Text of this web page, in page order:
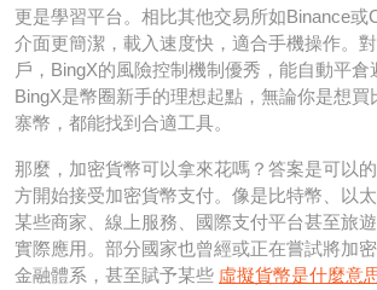
更是學習平台。相比其他交易所如Binance或
介面更簡潔，載入速度快，適合手機操作。
戶，BingX的風險控制機制優秀，能自動平倉
BingX是幣圈新手的理想起點，無論你是想買
寨幣，都能找到合適工具。
那麼，加密貨幣可以拿來花嗎？答案是可以
方開始接受加密貨幣支付。像是比特幣、以
某些商家、線上服務、國際支付平台甚至旅
實際應用。部分國家也曾經或正在嘗試將加
金融體系，甚至賦予某些 虛擬貨幣是什麼意